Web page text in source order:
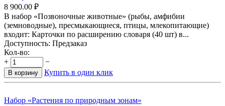
8 900.00 ₽
В набор «Позвоночные животные» (рыбы, амфибии
(земноводные), пресмыкающиеся, птицы, млекопитающие)
входит: Карточки по расширению словаря (40 шт) в...
Доступность: Предзаказ
Кол-во:
+
−
В корзину Купить в один клик
Набор «Растения по природным зонам»